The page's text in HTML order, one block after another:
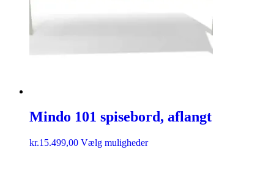
Mindo 101 spisebord, aflangt
kr.15.499,00 Vælg muligheder